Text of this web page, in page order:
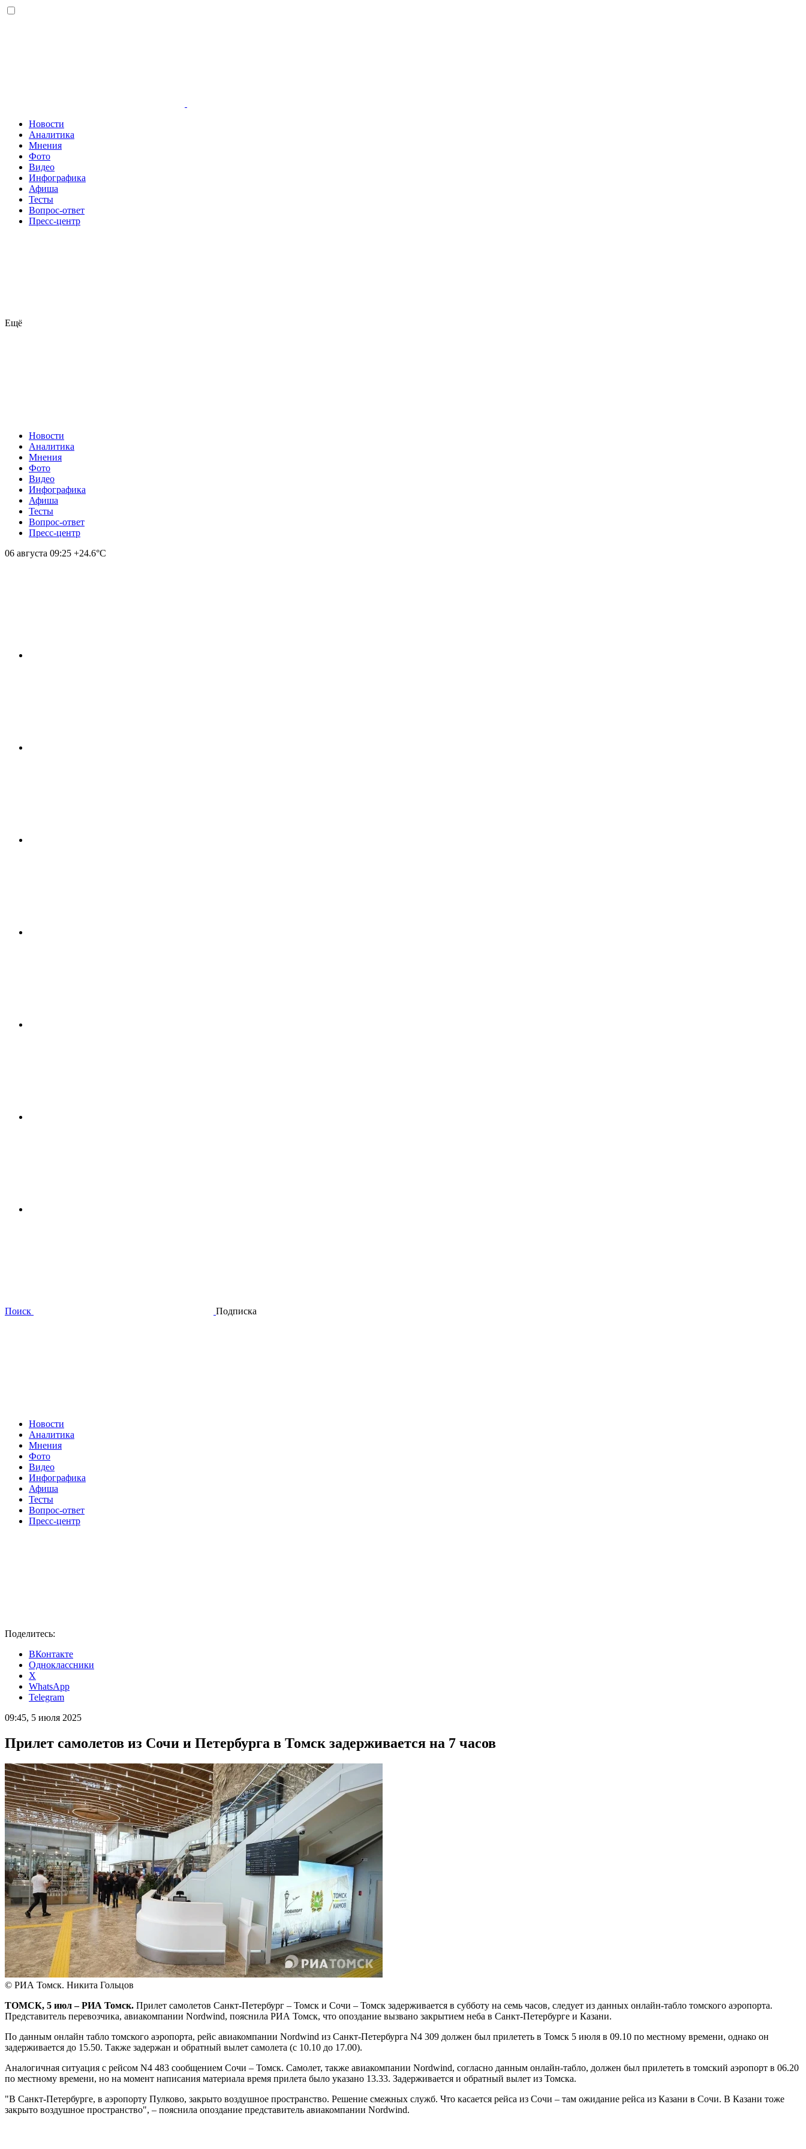
Новости
Аналитика
Мнения
Фото
Видео
Инфографика
Афиша
Тесты
Вопрос-ответ
Пресс-центр
Ещё
Новости
Аналитика
Мнения
Фото
Видео
Инфографика
Афиша
Тесты
Вопрос-ответ
Пресс-центр
06 августа 09:25 +24.6°С
Поиск Подписка
Новости
Аналитика
Мнения
Фото
Видео
Инфографика
Афиша
Тесты
Вопрос-ответ
Пресс-центр
Поделитесь:
ВКонтакте
Одноклассники
X
WhatsApp
Telegram
09:45, 5 июля 2025
Прилет самолетов из Сочи и Петербурга в Томск задерживается на 7 часов
© РИА Томск. Никита Гольцов
ТОМСК, 5 июл – РИА Томск. Прилет самолетов Санкт-Петербург – Томск и Сочи – Томск задерживается в субботу на семь часов, следует из данных онлайн-табло томского аэропорта.
Представитель перевозчика, авиакомпании Nordwind, пояснила РИА Томск, что опоздание вызвано закрытием неба в Санкт-Петербурге и Казани.
По данным онлайн табло томского аэропорта, рейс авиакомпании Nordwind из Санкт-Петербурга N4 309 должен был прилететь в Томск 5 июля в 09.10 по местному времени, однако он
задерживается до 15.50. Также задержан и обратный вылет самолета (с 10.10 до 17.00).
Аналогичная ситуация с рейсом N4 483 сообщением Сочи – Томск. Самолет, также авиакомпании Nordwind, согласно данным онлайн-табло, должен был прилететь в томский аэропорт в 06.20
по местному времени, но на момент написания материала время прилета было указано 13.33. Задерживается и обратный вылет из Томска.
"В Санкт-Петербурге, в аэропорту Пулково, закрыто воздушное пространство. Решение смежных служб. Что касается рейса из Сочи – там ожидание рейса из Казани в Сочи. В Казани тоже
закрыто воздушное пространство", – пояснила опоздание представитель авиакомпании Nordwind.